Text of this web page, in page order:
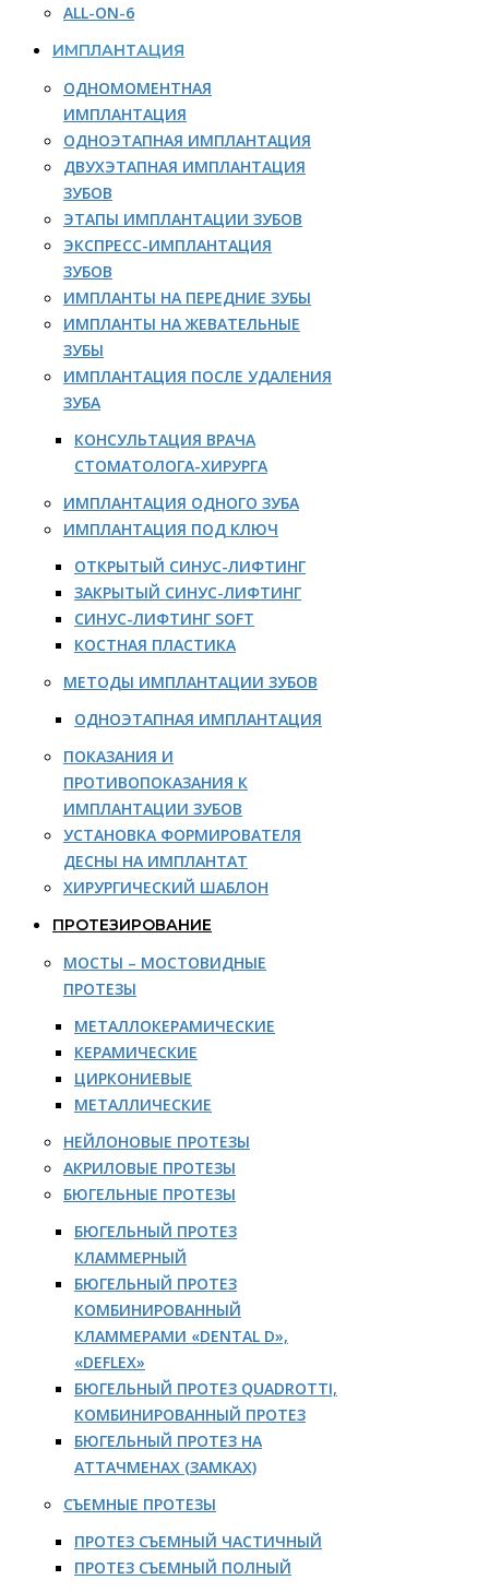
ALL-ON-6
ИМПЛАНТАЦИЯ
ОДНОМОМЕНТНАЯ
ИМПЛАНТАЦИЯ
ОДНОЭТАПНАЯ ИМПЛАНТАЦИЯ
ДВУХЭТАПНАЯ ИМПЛАНТАЦИЯ
ЗУБОВ
ЭТАПЫ ИМПЛАНТАЦИИ ЗУБОВ
ЭКСПРЕСС-ИМПЛАНТАЦИЯ
ЗУБОВ
ИМПЛАНТЫ НА ПЕРЕДНИЕ ЗУБЫ
ИМПЛАНТЫ НА ЖЕВАТЕЛЬНЫЕ
ЗУБЫ
ИМПЛАНТАЦИЯ ПОСЛЕ УДАЛЕНИЯ
ЗУБА
КОНСУЛЬТАЦИЯ ВРАЧА
СТОМАТОЛОГА-ХИРУРГА
ИМПЛАНТАЦИЯ ОДНОГО ЗУБА
ИМПЛАНТАЦИЯ ПОД КЛЮЧ
ОТКРЫТЫЙ СИНУС-ЛИФТИНГ
ЗАКРЫТЫЙ СИНУС-ЛИФТИНГ
СИНУС-ЛИФТИНГ SOFT
КОСТНАЯ ПЛАСТИКА
МЕТОДЫ ИМПЛАНТАЦИИ ЗУБОВ
ОДНОЭТАПНАЯ ИМПЛАНТАЦИЯ
ПОКАЗАНИЯ И
ПРОТИВОПОКАЗАНИЯ К
ИМПЛАНТАЦИИ ЗУБОВ
УСТАНОВКА ФОРМИРОВАТЕЛЯ
ДЕСНЫ НА ИМПЛАНТАТ
ХИРУРГИЧЕСКИЙ ШАБЛОН
ПРОТЕЗИРОВАНИЕ
МОСТЫ – МОСТОВИДНЫЕ
ПРОТЕЗЫ
МЕТАЛЛОКЕРАМИЧЕСКИЕ
КЕРАМИЧЕСКИЕ
ЦИРКОНИЕВЫЕ
МЕТАЛЛИЧЕСКИЕ
НЕЙЛОНОВЫЕ ПРОТЕЗЫ
АКРИЛОВЫЕ ПРОТЕЗЫ
БЮГЕЛЬНЫЕ ПРОТЕЗЫ
БЮГЕЛЬНЫЙ ПРОТЕЗ
КЛАММЕРНЫЙ
БЮГЕЛЬНЫЙ ПРОТЕЗ
КОМБИНИРОВАННЫЙ
КЛАММЕРАМИ «DENTAL D»,
«DEFLEX»
БЮГЕЛЬНЫЙ ПРОТЕЗ QUADROTTI,
КОМБИНИРОВАННЫЙ ПРОТЕЗ
БЮГЕЛЬНЫЙ ПРОТЕЗ НА
АТТАЧМЕНАХ (ЗАМКАХ)
СЪЕМНЫЕ ПРОТЕЗЫ
ПРОТЕЗ СЪЕМНЫЙ ЧАСТИЧНЫЙ
ПРОТЕЗ СЪЕМНЫЙ ПОЛНЫЙ